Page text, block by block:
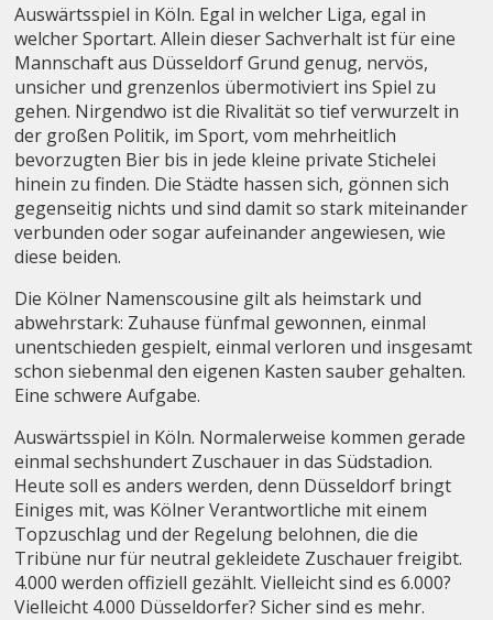
Auswärtsspiel in Köln. Egal in welcher Liga, egal in
welcher Sportart. Allein dieser Sachverhalt ist für eine
Mannschaft aus Düsseldorf Grund genug, nervös,
unsicher und grenzenlos übermotiviert ins Spiel zu
gehen. Nirgendwo ist die Rivalität so tief verwurzelt in
der großen Politik, im Sport, vom mehrheitlich
bevorzugten Bier bis in jede kleine private Stichelei
hinein zu finden. Die Städte hassen sich, gönnen sich
gegenseitig nichts und sind damit so stark miteinander
verbunden oder sogar aufeinander angewiesen, wie
diese beiden.
Die Kölner Namenscousine gilt als heimstark und
abwehrstark: Zuhause fünfmal gewonnen, einmal
unentschieden gespielt, einmal verloren und insgesamt
schon siebenmal den eigenen Kasten sauber gehalten.
Eine schwere Aufgabe.
Auswärtsspiel in Köln. Normalerweise kommen gerade
einmal sechshundert Zuschauer in das Südstadion.
Heute soll es anders werden, denn Düsseldorf bringt
Einiges mit, was Kölner Verantwortliche mit einem
Topzuschlag und der Regelung belohnen, die die
Tribüne nur für neutral gekleidete Zuschauer freigibt.
4.000 werden offiziell gezählt. Vielleicht sind es 6.000?
Vielleicht 4.000 Düsseldorfer? Sicher sind es mehr.